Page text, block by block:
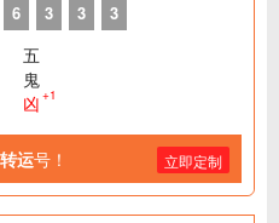
6 3 3 3
五
鬼
凶 +1
转运号！ 立即定制